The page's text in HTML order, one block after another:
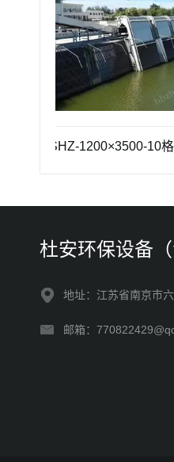
GSHZ-1200×3500-10格栅除
杜安环保设备
地址：江苏省南京市
邮箱：